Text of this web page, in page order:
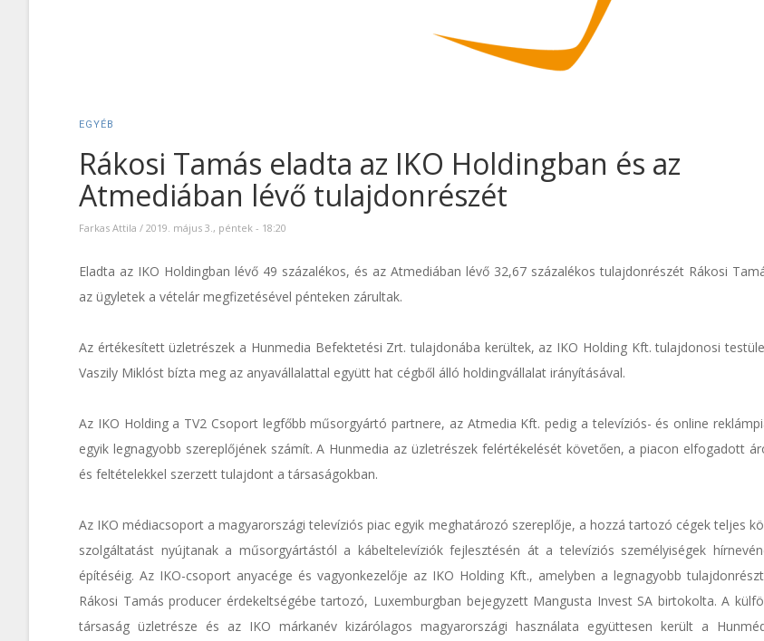
EGYÉB
Rákosi Tamás eladta az IKO Holdingban és az
Atmediában lévő tulajdonrészét
Farkas Attila / 2019. május 3., péntek - 18:20
Eladta az IKO Holdingban lévő 49 százalékos, és az Atmediában lévő 32,67 százalékos tulajdonrészét Rákosi
az ügyletek a vételár megfizetésével pénteken zárultak.
Az értékesített üzletrészek a Hunmedia Befektetési Zrt. tulajdonába kerültek, az IKO Holding Kft. tulajdonosi
Vaszily Miklóst bízta meg az anyavállalattal együtt hat cégből álló holdingvállalat irányításával.
Az IKO Holding a TV2 Csoport legfőbb műsorgyártó partnere, az Atmedia Kft. pedig a televíziós- és online
egyik legnagyobb szereplőjének számít. A Hunmedia az üzletrészek felértékelését követően, a piacon elfogadott
és feltételekkel szerzett tulajdont a társaságokban.
Az IKO médiacsoport a magyarországi televíziós piac egyik meghatározó szereplője, a hozzá tartozó cégek teljes
szolgáltatást nyújtanak a műsorgyártástól a kábeltelevíziók fejlesztésén át a televíziós személyiségek
építéséig. Az IKO-csoport anyacége és vagyonkezelője az IKO Holding Kft., amelyben a legnagyobb
Rákosi Tamás producer érdekeltségébe tartozó, Luxemburgban bejegyzett Mangusta Invest SA birtokolta. A
társaság üzletrésze és az IKO márkanév kizárólagos magyarországi használata együttesen került a